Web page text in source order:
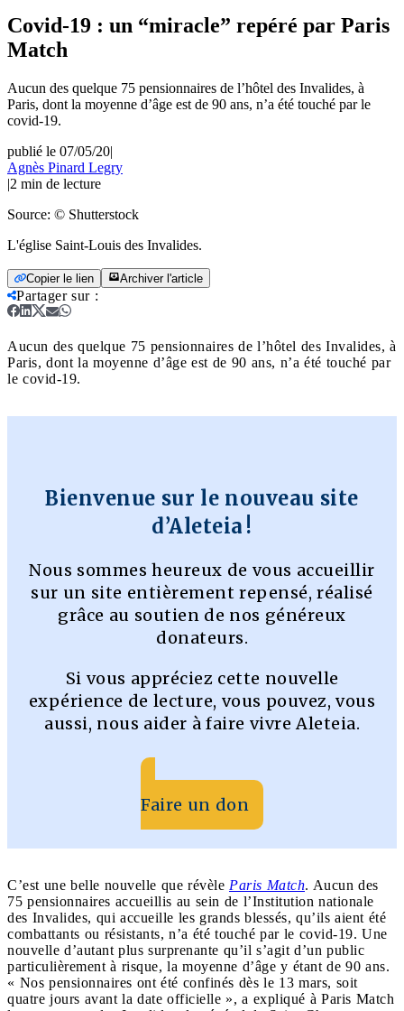
Covid-19 : un “miracle” repéré par Paris
Match
Aucun des quelque 75 pensionnaires de l’hôtel des Invalides, à
Paris, dont la moyenne d’âge est de 90 ans, n’a été touché par le
covid-19.
publié le 07/05/20|
Agnès Pinard Legry
|2 min de lecture
Source: © Shutterstock
L'église Saint-Louis des Invalides.
Copier le lien Archiver l'article
Partager sur:
Aucun des quelque 75 pensionnaires de l’hôtel des Invalides, à
Paris, dont la moyenne d’âge est de 90 ans, n’a été touché par
le covid-19.
Bienvenue sur le nouveau site
d’Aleteia !
Nous sommes heureux de vous accueillir
sur un site entièrement repensé, réalisé
grâce au soutien de nos généreux
donateurs.
Si vous appréciez cette nouvelle
expérience de lecture, vous pouvez, vous
aussi, nous aider à faire vivre Aleteia.
Faire un don
C’est une belle nouvelle que révèle Paris Match. Aucun des
75 pensionnaires accueillis au sein de l’Institution nationale
des Invalides, qui accueille les grands blessés, qu’ils aient été
combattants ou résistants, n’a été touché par le covid-19. Une
nouvelle d’autant plus surprenante qu’il s’agit d’un public
particulièrement à risque, la moyenne d’âge y étant de 90 ans.
« Nos pensionnaires ont été confinés dès le 13 mars, soit
quatre jours avant la date officielle », a expliqué à Paris Match